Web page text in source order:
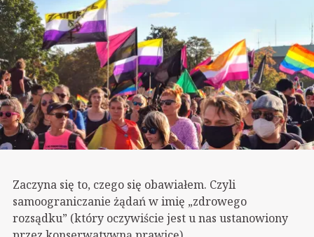
Zaczyna się to, czego się obawiałem. Czyli
samoograniczanie żądań w imię „zdrowego
rozsądku” (który oczywiście jest u nas ustanowiony